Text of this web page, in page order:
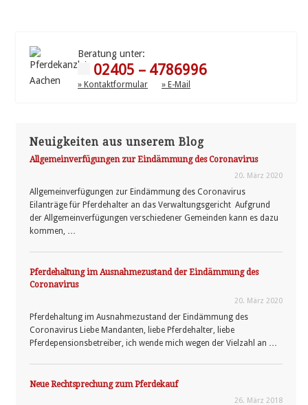
Beratung unter:
02405 – 4786996
» Kontaktformular » E-Mail
Neuigkeiten aus unserem Blog
Allgemeinverfügungen zur Eindämmung des Coronavirus
20. März 2020
Allgemeinverfügungen zur Eindämmung des Coronavirus
Eilanträge für Pferdehalter an das Verwaltungsgericht Aufgrund
der Allgemeinverfügungen verschiedener Gemeinden kann es dazu
kommen, …
Pferdehaltung im Ausnahmezustand der Eindämmung des
Coronavirus
20. März 2020
Pferdehaltung im Ausnahmezustand der Eindämmung des
Coronavirus Liebe Mandanten, liebe Pferdehalter, liebe
Pferdepensionsbetreiber, ich wende mich wegen der Vielzahl an …
Neue Rechtsprechung zum Pferdekauf
26. März 2018